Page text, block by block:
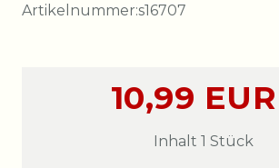
Artikelnummer:s16707
10,99 EUR
Inhalt 1 Stück